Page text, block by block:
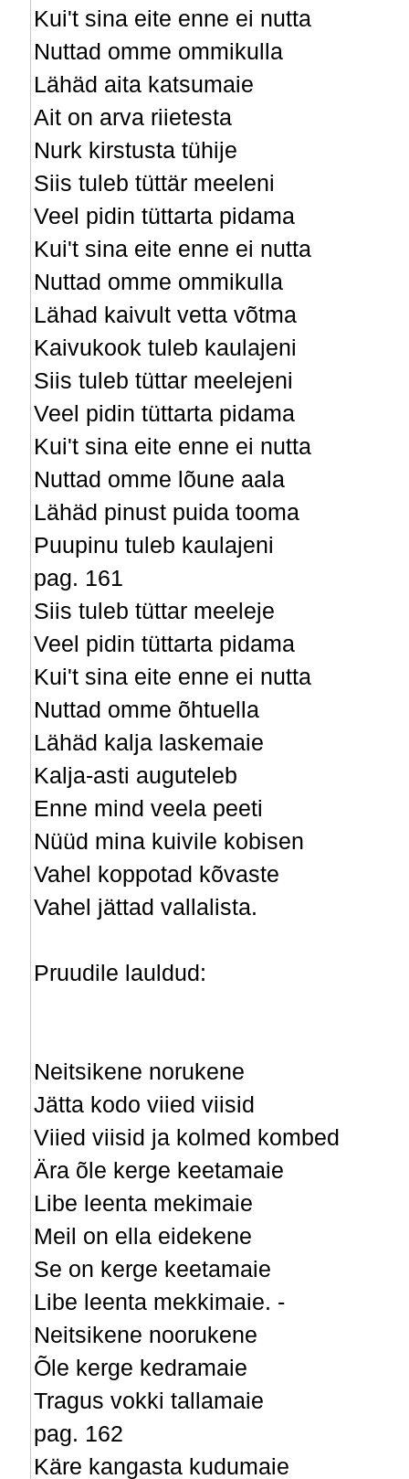
Kui't sina eite enne ei nutta
Nuttad omme ommikulla
Lähäd aita katsumaie
Ait on arva riietesta
Nurk kirstusta tühije
Siis tuleb tüttär meeleni
Veel pidin tüttarta pidama
Kui't sina eite enne ei nutta
Nuttad omme ommikulla
Lähad kaivult vetta võtma
Kaivukook tuleb kaulajeni
Siis tuleb tüttar meelejeni
Veel pidin tüttarta pidama
Kui't sina eite enne ei nutta
Nuttad omme lõune aala
Lähäd pinust puida tooma
Puupinu tuleb kaulajeni
pag. 161
Siis tuleb tüttar meeleje
Veel pidin tüttarta pidama
Kui't sina eite enne ei nutta
Nuttad omme õhtuella
Lähäd kalja laskemaie
Kalja-asti auguteleb
Enne mind veela peeti
Nüüd mina kuivile kobisen
Vahel koppotad kõvaste
Vahel jättad vallalista.
Pruudile lauldud:
Neitsikene norukene
Jätta kodo viied viisid
Viied viisid ja kolmed kombed
Ära õle kerge keetamaie
Libe leenta mekimaie
Meil on ella eidekene
Se on kerge keetamaie
Libe leenta mekkimaie. -
Neitsikene noorukene
Õle kerge kedramaie
Tragus vokki tallamaie
pag. 162
Käre kangasta kudumaie